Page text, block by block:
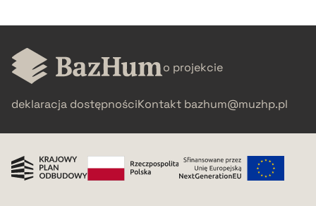
BIBTEX
pobierz cytat o projekcie
deklaracja dostępnościKontakt bazhum@muzhp.pl